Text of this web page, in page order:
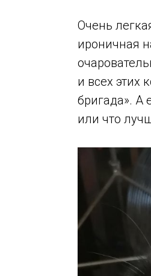
Очень
ироничная
и всех этих
бригада». А
или что